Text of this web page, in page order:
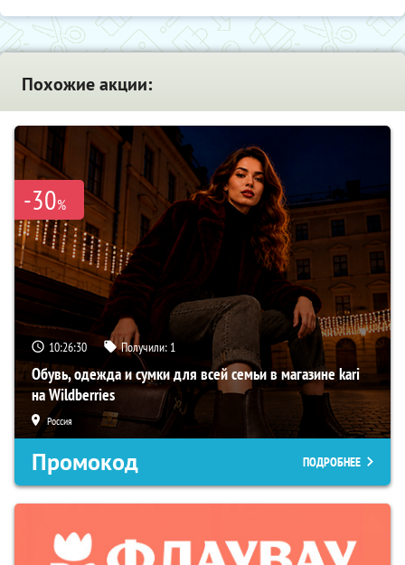
Похожие акции:
-30%
10:26:29 Получили: 1
Обувь, одежда и сумки для всей семьи в магазине kari
на Wildberries
Россия
Промокод ПОДРОБНЕЕ